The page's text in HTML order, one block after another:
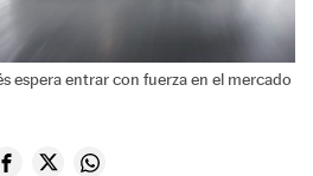
espera entrar con fuerza en el mercado